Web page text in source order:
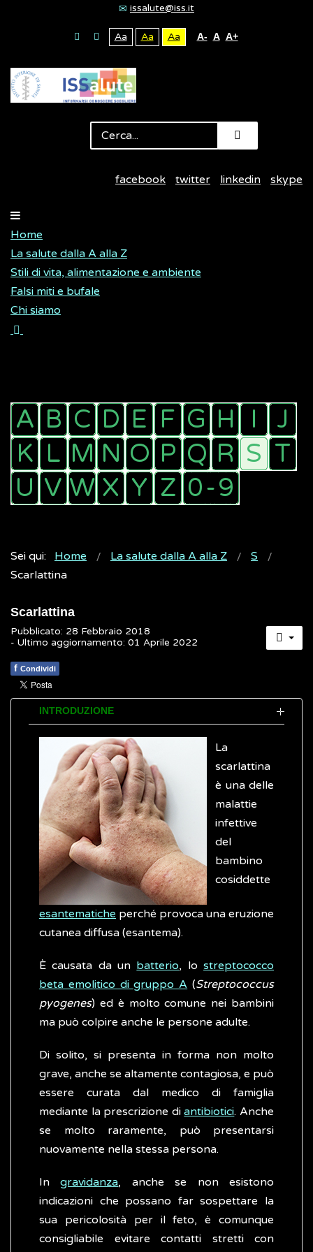
issalute@iss.it
Aa Aa Aa A- A A+
facebook twitter linkedin skype
Home
La salute dalla A alla Z
Stili di vita, alimentazione e ambiente
Falsi miti e bufale
Chi siamo
Sei qui: Home La salute dalla A alla Z
S
Scarlattina
Scarlattina
Pubblicato: 28 Febbraio 2018
- Ultimo aggiornamento: 01 Aprile 2022
f Condividi
INTRODUZIONE
La
scarlattina
è una delle
malattie
infettive
del
bambino
cosiddette
esantematiche perché provoca una eruzione
cutanea diffusa (esantema).
È causata da un batterio, lostreptococco
beta emolitico di gruppo A (Streptococcus
pyogenes) ed è molto comune nei bambini
ma può colpire anche le persone adulte.
Di solito, si presenta in forma non molto
grave, anche se altamente contagiosa, e può
essere curata dal medico di famiglia
mediante la prescrizione diantibiotici. Anche
se molto raramente, può presentarsi
nuovamente nella stessa persona.
Ingravidanza, anche se non esistono
indicazioni che possano far sospettare la
sua pericolosità per il feto, è comunque
consigliabile evitare contatti stretti con